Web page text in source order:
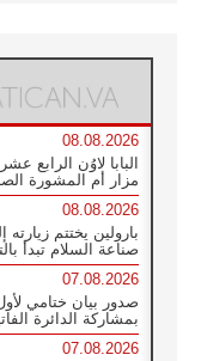
08.08.2026
البابا لاوُن الرابع
مزار أم المشورة
08.08.2026
بارولين يختتم
صناعة السلام تبدأ
07.08.2026
صدور بيان ختامي
بمشاركة الدائرة
07.08.2026